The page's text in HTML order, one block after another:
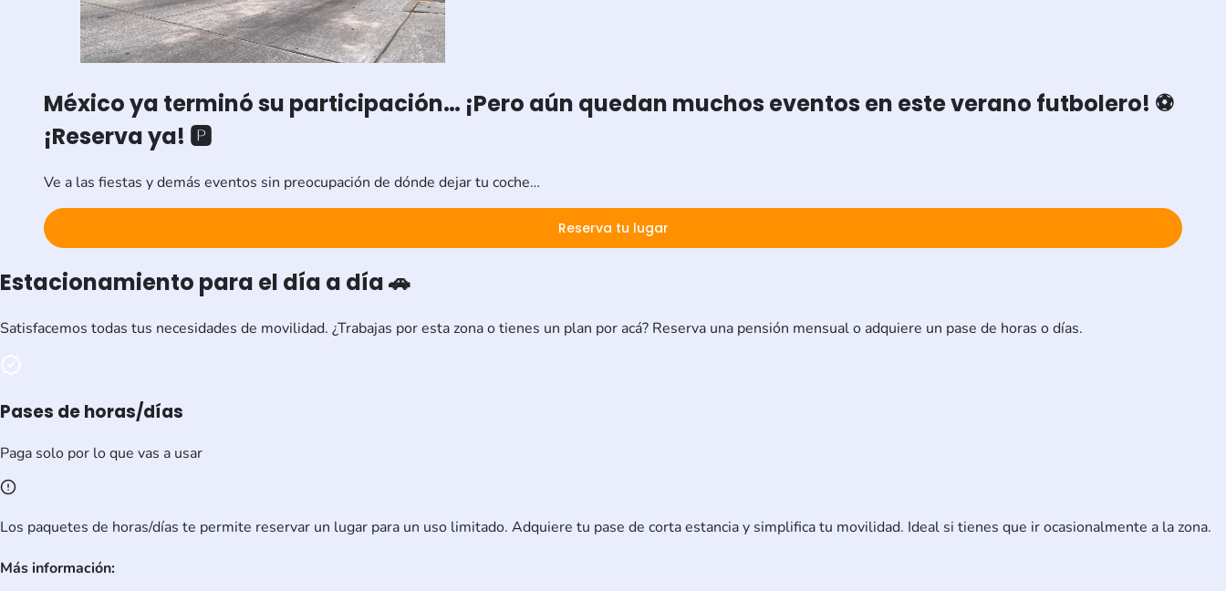
México ya terminó su participación… ¡Pero aún quedan muchos eventos en este verano futbolero! ⚽
¡Reserva ya! 🅿️
Ve a las fiestas y demás eventos sin preocupación de dónde dejar tu coche…
Reserva tu lugar
Estacionamiento para el día a día 🚗
Satisfacemos todas tus necesidades de movilidad. ¿Trabajas por esta zona o tienes un plan por acá? Reserva una pensión mensual o adquiere un pase de horas o días.
Pases de horas/días
Paga solo por lo que vas a usar
Los paquetes de horas/días te permite reservar un lugar para un uso limitado. Adquiere tu pase de corta estancia y simplifica tu movilidad. Ideal si tienes que ir ocasionalmente a la zona.
Más información: